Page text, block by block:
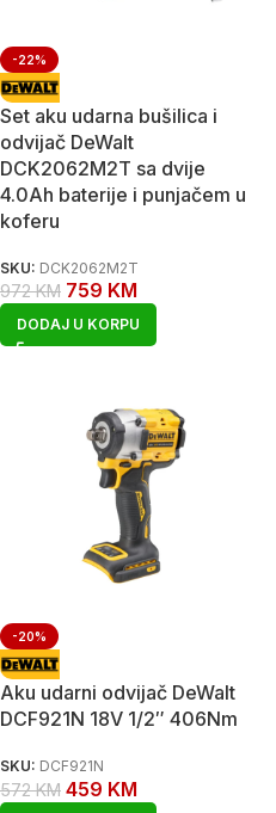
-22%
Set aku udarna bušilica i
odvijač DeWalt
DCK2062M2T sa dvije
4.0Ah baterije i punjačem u
koferu
SKU: DCK2062M2T
972KM 759 KM
DODAJ U KORPU
-20%
Aku udarni odvijač DeWalt
DCF921N 18V 1/2″ 406Nm
SKU: DCF921N
572KM 459 KM